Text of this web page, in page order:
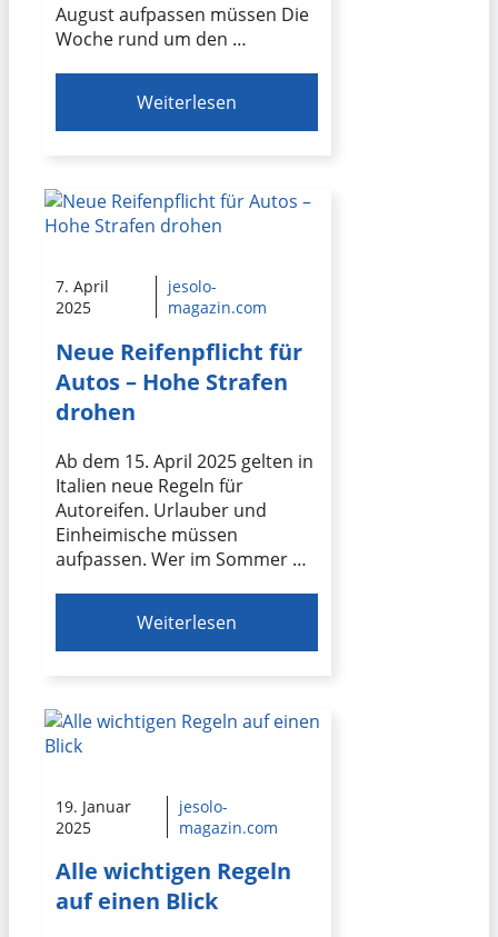
August aufpassen müssen Die
Woche rund um den …
Weiterlesen
7. April
2025
jesolo-
magazin.com
Neue Reifenpflicht für
Autos – Hohe Strafen
drohen
Ab dem 15. April 2025 gelten in
Italien neue Regeln für
Autoreifen. Urlauber und
Einheimische müssen
aufpassen. Wer im Sommer …
Weiterlesen
19. Januar
2025
jesolo-
magazin.com
Alle wichtigen Regeln
auf einen Blick